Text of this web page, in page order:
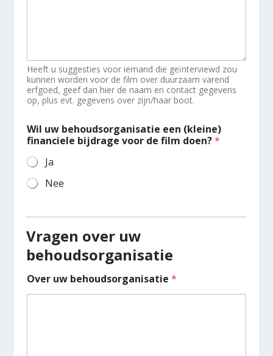
Heeft u suggesties voor iemand die geïnterviewd zou
kunnen worden voor de film over duurzaam varend
erfgoed, geef dan hier de naam en contact gegevens
op, plus evt. gegevens over zijn/haar boot.
Wil uw behoudsorganisatie een (kleine)
financiele bijdrage voor de film doen?*
Ja
Nee
Vragen over uw
behoudsorganisatie
Over uw behoudsorganisatie *